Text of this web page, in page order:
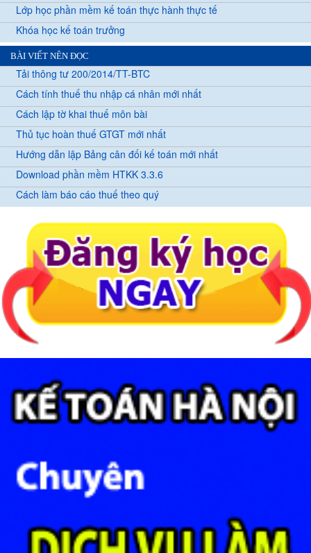
Lớp học phần mềm kế toán thực hành thực tế
Khóa học kế toán trưởng
BÀI VIẾT NÊN ĐỌC
Tải thông tư 200/2014/TT-BTC
Cách tính thuế thu nhập cá nhân mới nhất
Cách lập tờ khai thuế môn bài
Thủ tục hoàn thuế GTGT mới nhất
Hướng dẫn lập Bảng cân đối kế toán mới nhất
Download phần mềm HTKK 3.3.6
Cách làm báo cáo thuế theo quý